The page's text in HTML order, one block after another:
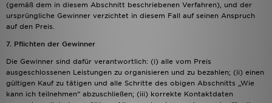
(gemäß dem in diesem Abschnitt beschriebenen Verfahren), und der
ursprüngliche Gewinner verzichtet in diesem Fall auf seinen Anspruch
auf den Preis.
7. Pflichten der Gewinner
Die Gewinner sind dafür verantwortlich: (i) alle vom Preis
ausgeschlossenen Leistungen zu organisieren und zu bezahlen; (ii) einen
gültigen Kauf zu tätigen und alle Schritte des obigen Abschnitts „Wie
kann ich teilnehmen“ abzuschließen; (iii) korrekte Kontaktdaten